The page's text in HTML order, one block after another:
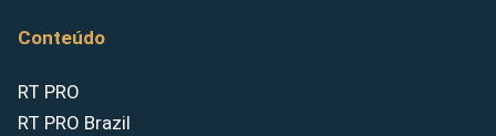
Conteúdo
RT PRO
RT PRO Brazil